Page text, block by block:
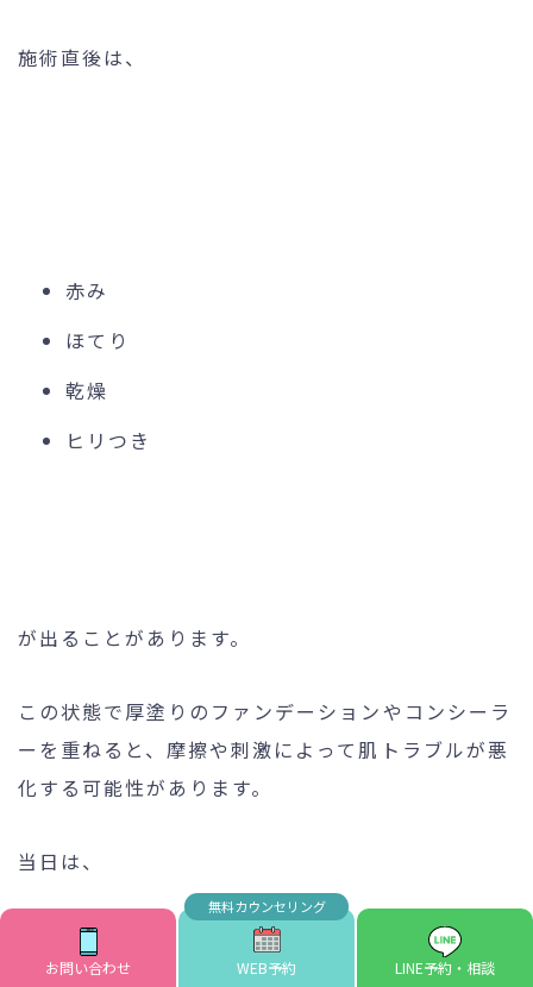
お問い合わせ WEB予約 LINE予約・相談
施術直後は、
赤み
ほてり
乾燥
ヒリつき
が出ることがあります。
この状態で厚塗りのファンデーションやコンシーラ
ーを重ねると、摩擦や刺激によって肌トラブルが悪
化する可能性があります。
当日は、